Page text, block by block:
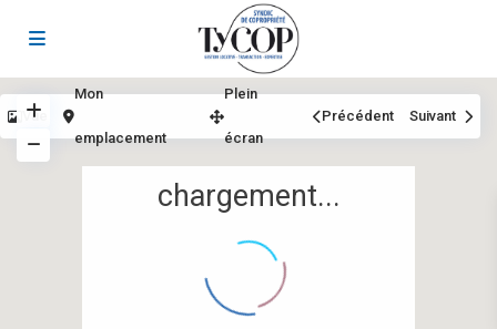
chargement...
Vue
Mon
emplacement
Plein
écran
Précédent Suivant